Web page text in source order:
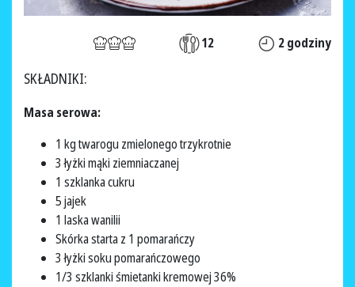
12 2 godziny
SKŁADNIKI:
Masa serowa:
1 kg twarogu zmielonego trzykrotnie
3 łyżki mąki ziemniaczanej
1 szklanka cukru
5 jajek
1 laska wanilii
Skórka starta z 1 pomarańczy
3 łyżki soku pomarańczowego
1/3 szklanki śmietanki kremowej 36%